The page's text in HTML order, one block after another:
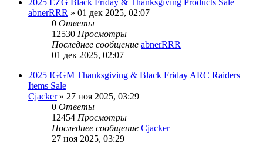
2025 EZG Black Friday & Thanksgiving Products Sale
abnerRRR » 01 дек 2025, 02:07
0 Ответы
12530 Просмотры
Последнее сообщение abnerRRR
01 дек 2025, 02:07
2025 IGGM Thanksgiving & Black Friday ARC Raiders
Items Sale
Cjacker» 27 ноя 2025, 03:29
0 Ответы
12454 Просмотры
Последнее сообщение Cjacker
27 ноя 2025, 03:29